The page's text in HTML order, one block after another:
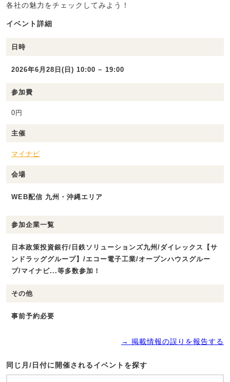
各社の魅力をチェックしてみよう！
イベント詳細
日時
2026年6月28日(日) 10:00 ~ 19:00
参加費
0円
主催
マイナビ
会場
WEB配信 九州・沖縄エリア
参加企業一覧
日本政策投資銀行/日鉄ソリューションズ九州/ダイレックス【サ
ンドラッググループ】/エコー電子工業/オープンハウスグルー
プ/マイナビ...等多数参加！
その他
事前予約必要
→ 掲載情報の誤りを報告する
同じ月/日付に開催されるイベントを探す